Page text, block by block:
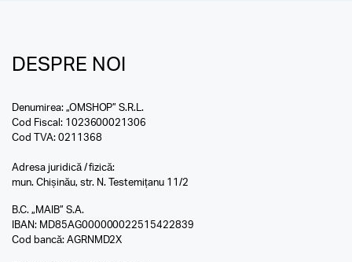
DESPRE NOI
Denumirea: „OMSHOP” S.R.L.
Cod Fiscal: 1023600021306
Cod TVA: 0211368
Adresa juridică / fizică:
mun. Chișinău, str. N. Testemițanu 11/2
B.C. „MAIB” S.A.
IBAN: MD85AG000000022515422839
Cod bancă: AGRNMD2X